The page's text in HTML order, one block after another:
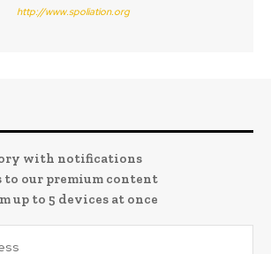
http://www.spoliation.org
with notifications
to our premium content
up to 5 devices at once